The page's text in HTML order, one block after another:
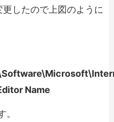
したので上図のように
Name